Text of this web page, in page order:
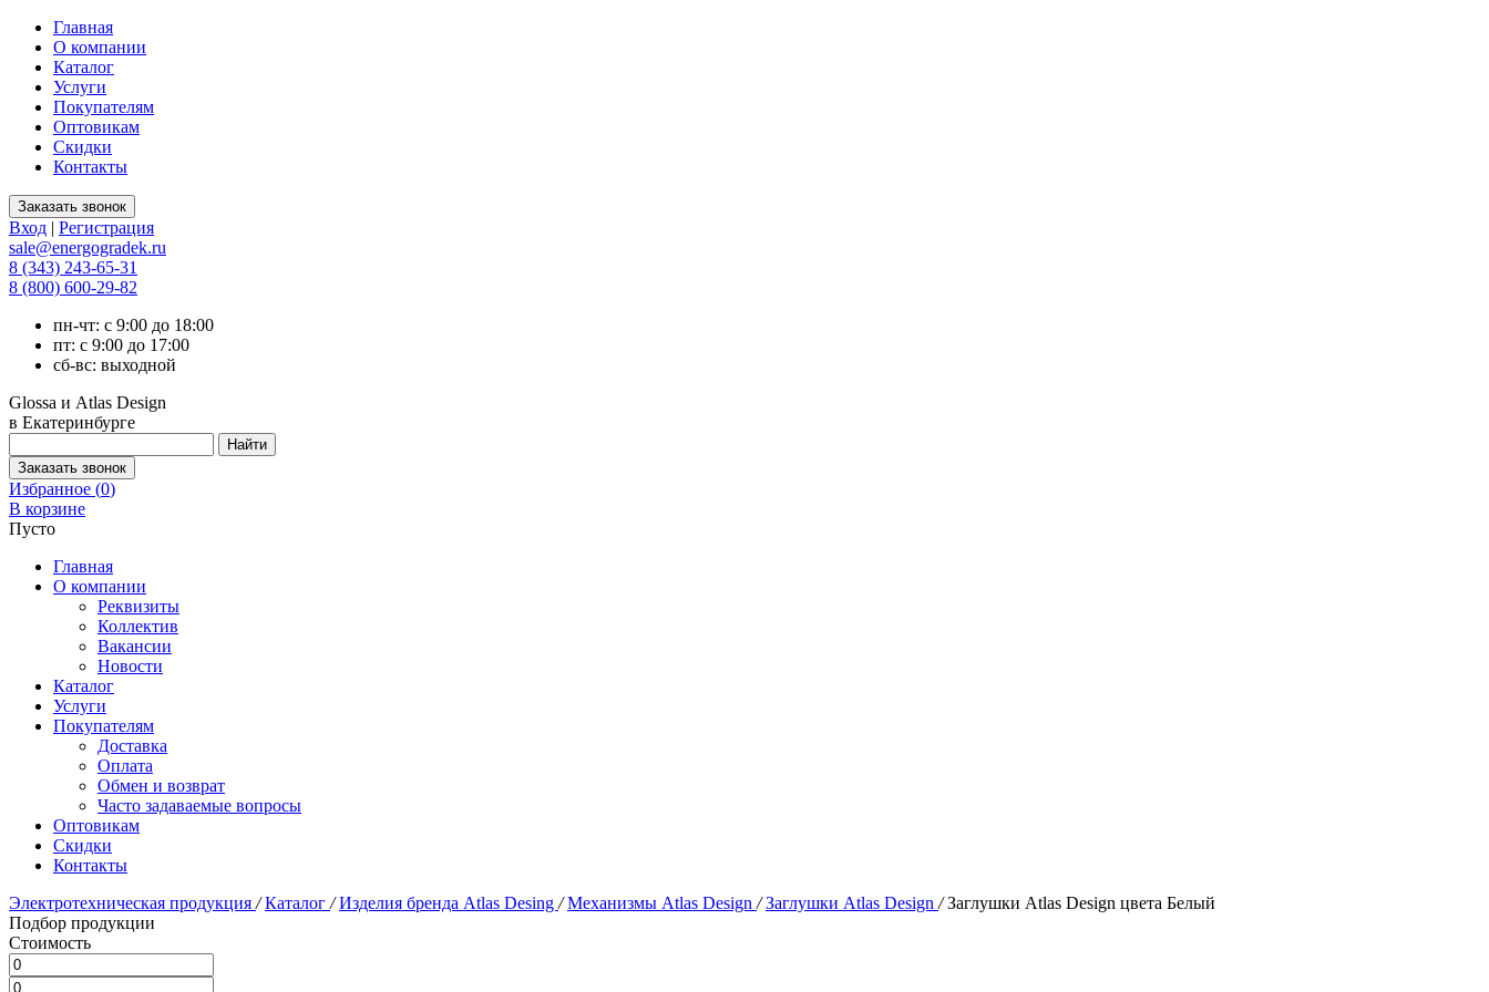
Главная
О компании
Каталог
Услуги
Покупателям
Оптовикам
Скидки
Контакты
Вход | Регистрация
sale@energogradek.ru
8 (343) 243-65-31
8 (800) 600-29-82
пн-чт: с 9:00 до 18:00
пт: с 9:00 до 17:00
сб-вс: выходной
Glossa и Atlas Design
в Екатеринбурге
Избранное (0)
В корзине
Пусто
Главная
О компании
Реквизиты
Коллектив
Вакансии
Новости
Каталог
Услуги
Покупателям
Доставка
Оплата
Обмен и возврат
Часто задаваемые вопросы
Оптовикам
Скидки
Контакты
Электротехническая продукция / Каталог / Изделия бренда Atlas Desing / Механизмы Atlas Design / Заглушки Atlas Design / Заглушки Atlas Design цвета Белый
Подбор продукции
Стоимость